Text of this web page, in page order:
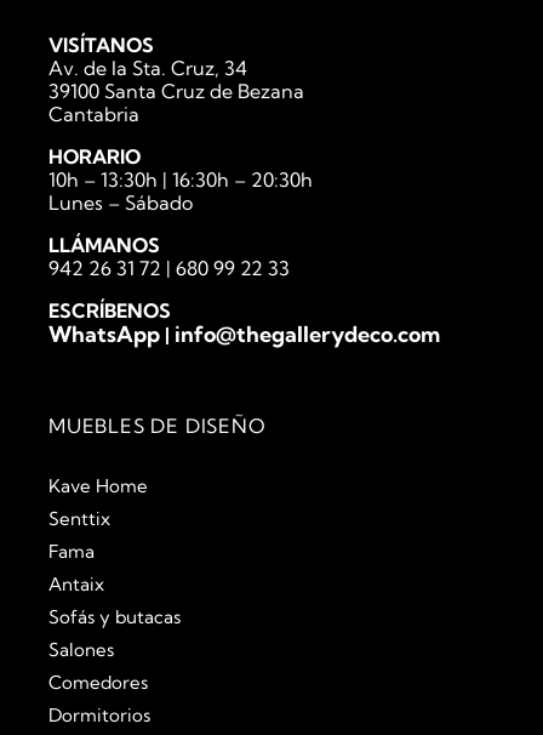
VISÍTANOS
Av. de la Sta. Cruz, 34
39100 Santa Cruz de Bezana
Cantabria
HORARIO
10h – 13:30h | 16:30h – 20:30h
Lunes – Sábado
LLÁMANOS
942 26 31 72 | 680 99 22 33
ESCRÍBENOS
WhatsApp| info@thegallerydeco.com
MUEBLES DE DISEÑO
Kave Home
Senttix
Fama
Antaix
Sofás y butacas
Salones
Comedores
Dormitorios